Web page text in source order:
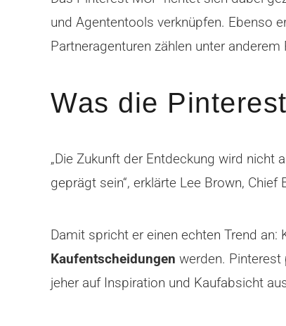
und Agententools verknüpfen. Ebenso
Partneragenturen zählen unter
Was die
„Die Zukunft der Entdeckung wird
geprägt sein“, erklärte Lee Brown,
Damit spricht er einen echten Trend
Kaufentscheidungen werden.
jeher auf Inspiration und Kaufabsicht